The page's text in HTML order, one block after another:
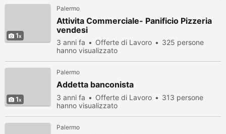
1
Palermo
Attivita Commerciale- Panificio Pizzeria
vendesi
3 anni fa Offerte di Lavoro
325 persone
hanno visualizzato
1
Palermo
Addetta banconista
3 anni fa Offerte di Lavoro
313 persone
hanno visualizzato
Palermo